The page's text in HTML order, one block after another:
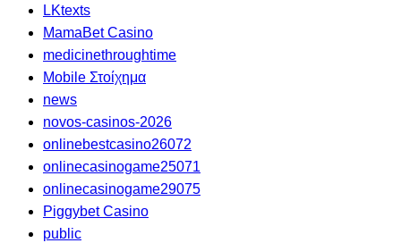
LKtexts
MamaBet Casino
medicinethroughtime
Mobile Στοίχημα
news
novos-casinos-2026
onlinebestcasino26072
onlinecasinogame25071
onlinecasinogame29075
Piggybet Casino
public